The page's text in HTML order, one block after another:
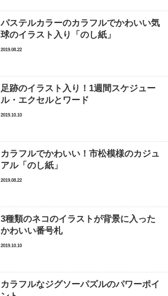
パステルカラーのカラフルでかわいい気
球のイラスト入り「のし紙」
2019.08.22
足跡のイラスト入り！1週間スケジュー
ル・エクセルとワード
2019.10.10
カラフルでかわいい！市松模様のカジュ
アル「のし紙」
2019.08.22
3種類のネコのイラストが背景に入った
かわいい番号札
2019.10.10
カラフルなジグソーパズルのパワーポイ